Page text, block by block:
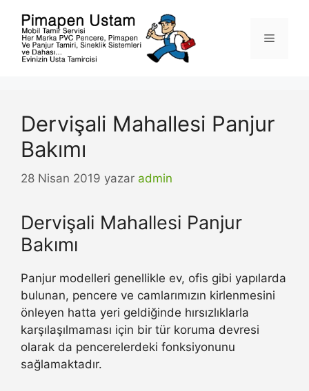
Menü
Dervişali Mahallesi Panjur
Bakımı
28 Nisan 2019 yazar admin
Dervişali Mahallesi Panjur
Bakımı
Panjur modelleri genellikle ev, ofis gibi yapılarda
bulunan, pencere ve camlarımızın kirlenmesini
önleyen hatta yeri geldiğinde hırsızlıklarla
karşılaşılmaması için bir tür koruma devresi
olarak da pencerelerdeki fonksiyonunu
sağlamaktadır.